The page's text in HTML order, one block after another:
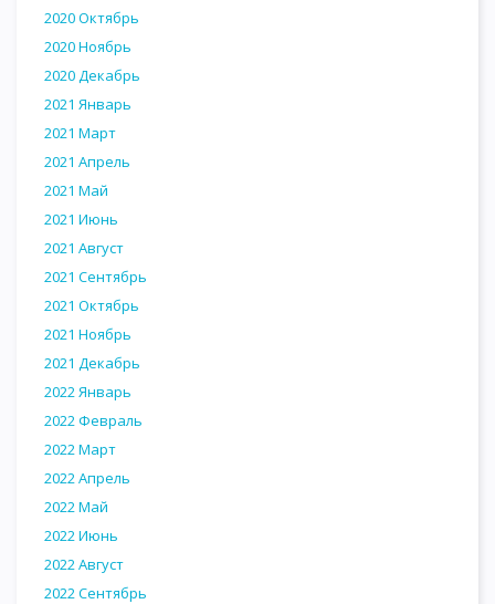
2020 Октябрь
2020 Ноябрь
2020 Декабрь
2021 Январь
2021 Март
2021 Апрель
2021 Май
2021 Июнь
2021 Август
2021 Сентябрь
2021 Октябрь
2021 Ноябрь
2021 Декабрь
2022 Январь
2022 Февраль
2022 Март
2022 Апрель
2022 Май
2022 Июнь
2022 Август
2022 Сентябрь